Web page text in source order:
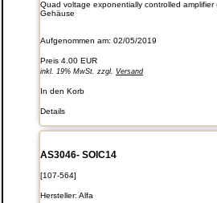
Quad voltage exponentially controlled amplifier
Gehäuse
Aufgenommen am: 02/05/2019
Preis 4.00 EUR
inkl. 19% MwSt. zzgl. Versand
In den Korb
Details
AS3046- SOIC14
[107-564]
Hersteller: Alfa